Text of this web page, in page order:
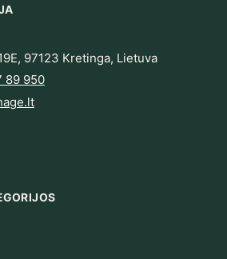
97123 Kretinga, Lietuva
89 950